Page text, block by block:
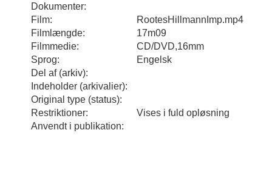
Dokumenter:
Film:
RootesHillmannImp.mp4
Filmlængde:
17m09
Filmmedie:
CD/DVD,16mm
Sprog:
Engelsk
Del af (arkiv):
Indeholder (arkivalier):
Original type (status):
Restriktioner:
Vises i fuld opløsning
Anvendt i publikation: